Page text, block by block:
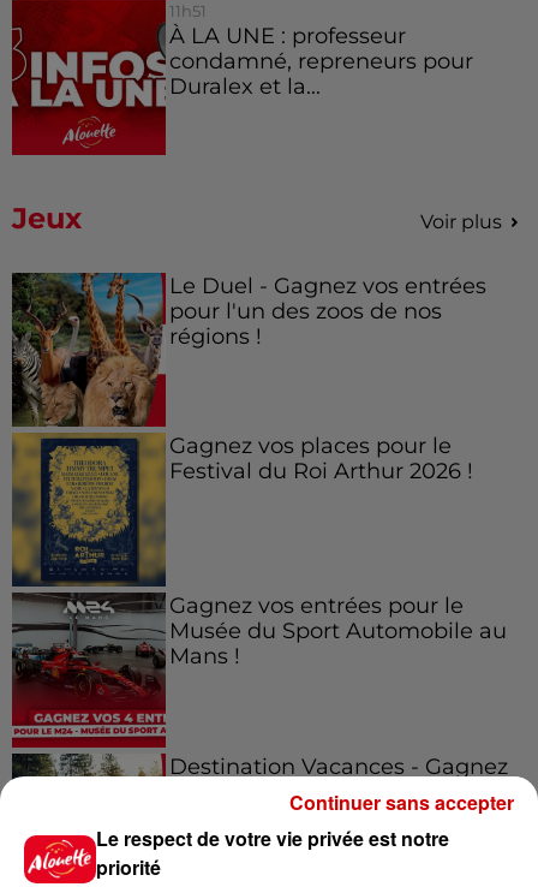
11h51
À LA UNE : professeur
condamné, repreneurs pour
Duralex et la...
Jeux Voir plus
Le Duel - Gagnez vos entrées
pour l'un des zoos de nos
régions !
Gagnez vos places pour le
Festival du Roi Arthur 2026 !
Gagnez vos entrées pour le
Musée du Sport Automobile au
Mans !
Destination Vacances - Gagnez
votre séjour en famille au cœur
Le respect de votre vie privée est notre
priorité
Continuer sans accepter